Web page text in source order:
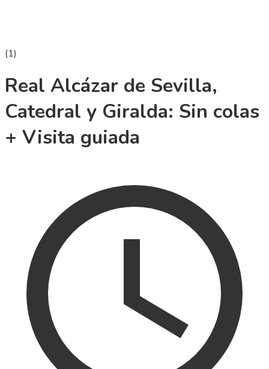
(1)
Real Alcázar de Sevilla,
Catedral y Giralda: Sin colas
+ Visita guiada